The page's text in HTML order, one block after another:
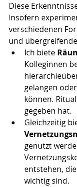
Diese
Insofern
verschiedenen
und
Ich biete
Kolleginnen
gelangen
können.
gegeben hat.
Gleichzeitig
genutzt
entstehen,
wichtig sind.